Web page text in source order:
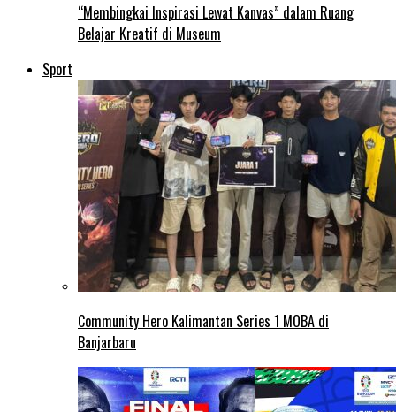
“Membingkai Inspirasi Lewat Kanvas” dalam Ruang
Belajar Kreatif di Museum
Sport
Community Hero Kalimantan Series 1 MOBA di
Banjarbaru